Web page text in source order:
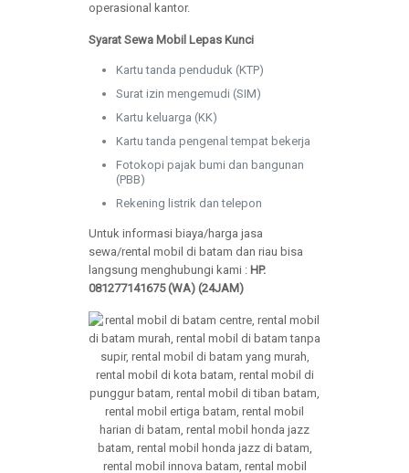
operasional kantor.
Syarat Sewa Mobil Lepas Kunci
Kartu tanda penduduk (KTP)
Surat izin mengemudi (SIM)
Kartu keluarga (KK)
Kartu tanda pengenal tempat bekerja
Fotokopi pajak bumi dan bangunan
(PBB)
Rekening listrik dan telepon
Untuk informasi biaya/harga jasa
sewa/rental mobil di batam dan riau bisa
langsung menghubungi kami : HP.
081277141675 (WA) (24JAM)